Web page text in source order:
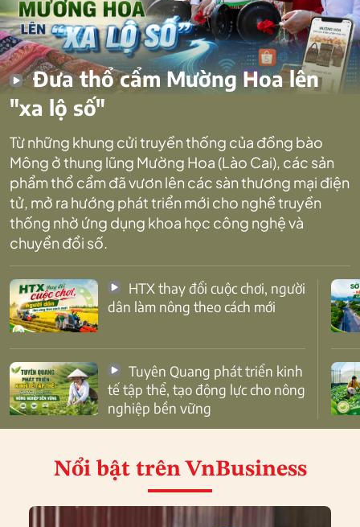
Đưa thổ cẩm Mường Hoa lên
"xa lộ số"
Từ những khung cửi truyền thống của đồng bào
Mông ở thung lũng Mường Hoa (Lào Cai), các sản
phẩm thổ cẩm đã vươn lên các sàn thương mại điện
tử, mở ra hướng phát triển mới cho nghề truyền
thống nhờ ứng dụng khoa học công nghệ và
chuyển đổi số.
dân làm nông theo cách mới
tế tập thể, tạo động lực cho nông
nghiệp bền vững
Nổi bật trên VnBusiness